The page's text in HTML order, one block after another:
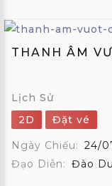
THANH ÂM
Lịch Sử
2D
Đặt vé
Ngày Chiếu: 24/
Đạo Diễn: Đào